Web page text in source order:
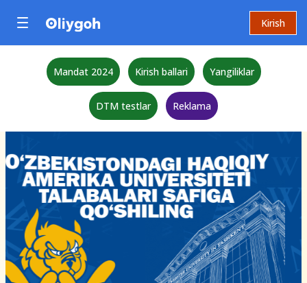
Kirish
Mandat 2024 Kirish ballari Yangiliklar
DTM testlar Reklama